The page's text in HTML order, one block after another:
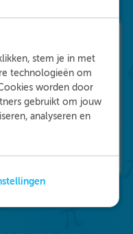
stem je in met
technologieën om
worden door
gebruikt om jouw
analyseren en